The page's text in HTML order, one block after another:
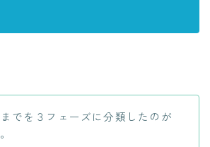
でを３フェーズに分類したのが